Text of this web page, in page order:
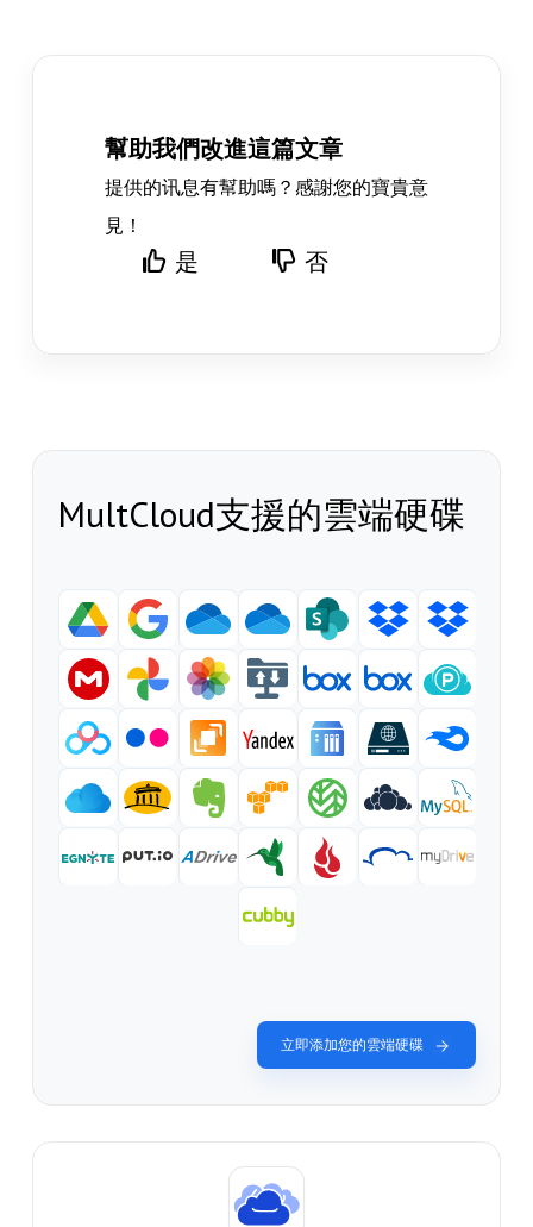
幫助我們改進這篇文章
提供的讯息有幫助嗎？感謝您的寶貴意
見！
是 否
MultCloud支援的雲端硬碟
立即添加您的雲端硬碟